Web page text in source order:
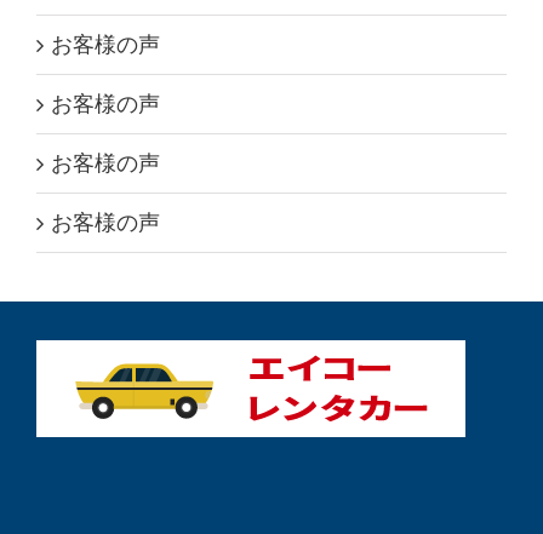
お客様の声
お客様の声
お客様の声
お客様の声